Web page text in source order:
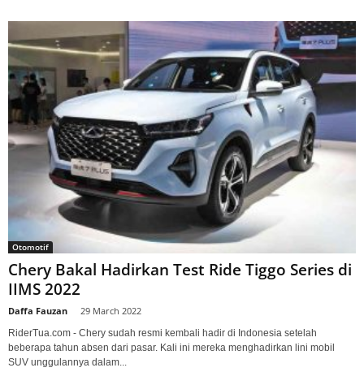
Otomotif
Chery Bakal Hadirkan Test Ride Tiggo Series di
IIMS 2022
Daffa Fauzan 29 March 2022
RiderTua.com - Chery sudah resmi kembali hadir di Indonesia setelah
beberapa tahun absen dari pasar. Kali ini mereka menghadirkan lini mobil
SUV unggulannya dalam...